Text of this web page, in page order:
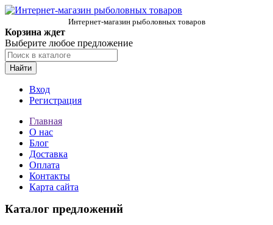
Интернет-магазин рыболовных товаров
Корзина ждет
Выберите любое предложение
Найти
Вход
Регистрация
Главная
О нас
Блог
Доставка
Оплата
Контакты
Карта сайта
Каталог предложений